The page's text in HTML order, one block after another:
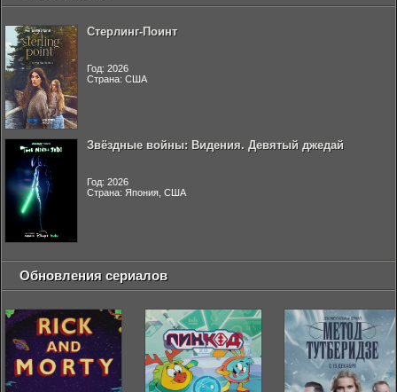
Стерлинг-Поинт
Год: 2026
Страна: США
Звёздные войны: Видения. Девятый джедай
Год: 2026
Страна: Япония, США
Обновления сериалов